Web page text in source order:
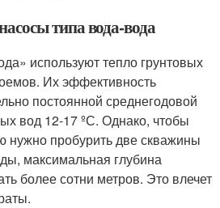
типа вода-вода
используют тепло грунтовых
Их эффективность
постоянной среднегодовой
вод 12-17 ºС. Однако, чтобы
нужно пробурить две скважины
максимальная глубина
более сотни метров. Это влечет